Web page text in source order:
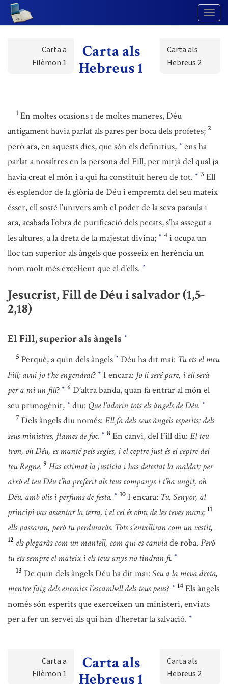
Carta a
Filèmon 1
Carta als
Hebreus 1
Carta als
Hebreus 2
1 En moltes ocasions i de moltes maneres, Déu
antigament havia parlat als pares per boca dels profetes; 2
però ara, en aquests dies, que són els definitius, * ens ha
parlat a nosaltres en la persona del Fill, per mitjà del qual ja
havia creat el món i a qui ha constituït hereu de tot. * 3 Ell
és esplendor de la glòria de Déu i empremta del seu mateix
ésser, ell sosté l’univers amb el poder de la seva paraula i
ara, acabada l’obra de purificació dels pecats, s’ha assegut a
les altures, a la dreta de la majestat divina; * 4 i ocupa un
lloc tan superior als àngels que posseeix en herència un
nom molt més excel·lent que el d’ells. *
Jesucrist, Fill de Déu i salvador (1,5-
2,18)
El Fill, superior als àngels *
5 Perquè, a quin dels àngels * Déu ha dit mai: Tu ets el meu
Fill; avui jo t’he engendrat? * I encara: Jo li seré pare, i ell serà
per a mi un fill? * 6 D’altra banda, quan fa entrar al món el
seu primogènit, * diu: Que l’adorin tots els àngels de Déu. *
7 Dels àngels diu només: Ell fa dels seus àngels esperits; dels
seus ministres, flames de foc. * 8 En canvi, del Fill diu: El teu
tron, oh Déu, es manté pels segles, i el ceptre just és el ceptre del
teu Regne. 9 Has estimat la justícia i has detestat la maldat; per
això el teu Déu t’ha preferit als teus companys i t’ha ungit, oh
Déu, amb olis i perfums de festa. * 10 I encara: Tu, Senyor, al
principi vas assentar la terra, i el cel és obra de les teves mans; 11
ells passaran, però tu perduraràs. Tots s’envelliran com un vestit,
12 els plegaràs com un mantell, com qui es canviade roba. Però
tu ets sempre el mateix i els teus anys no tindran fi. *
13 De quin dels àngels Déu ha dit mai: Seu a la meva dreta,
mentre faig dels enemics l’escambell dels teus peus? * 14 Els àngels
només són esperits que exerceixen un ministeri, enviats
per a fer un servei als qui han d’heretar la salvació. *
Carta a
Filèmon 1
Carta als
Hebreus 1
Carta als
Hebreus 2